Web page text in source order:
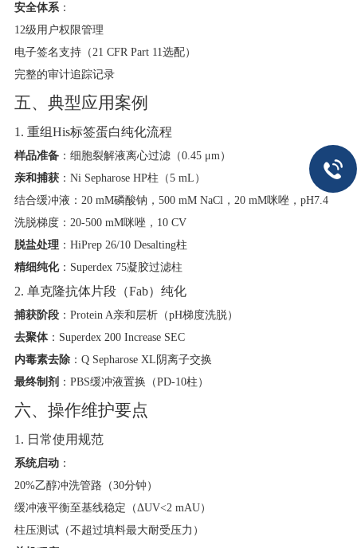
安全体系​：
12级用户权限管理
电子签名支持（21 CFR Part 11选配）
完整的审计追踪记录
五、典型应用案例
1. 重组His标签蛋白纯化流程
样品准备​：细胞裂解液离心过滤（0.45 μm）
亲和捕获​：Ni Sepharose HP柱（5 mL）
结合缓冲液：20 mM磷酸钠，500 mM NaCl，20 mM咪唑，pH7.4
洗脱梯度：20-500 mM咪唑，10 CV
脱盐处理​：HiPrep 26/10 Desalting柱
精细纯化​：Superdex 75凝胶过滤柱
2. 单克隆抗体片段（Fab）纯化
捕获阶段​：Protein A亲和层析（pH梯度洗脱）
去聚体​：Superdex 200 Increase SEC
内毒素去除​：Q Sepharose XL阴离子交换
最终制剂 ​：PBS缓冲液置换（PD-10柱）
六、操作维护要点
1. 日常使用规范
系统启动​：
20%乙醇冲洗管路（30分钟）
缓冲液平衡至基线稳定（ΔUV<2 mAU）
柱压测试（不超过填料最大耐受压力）